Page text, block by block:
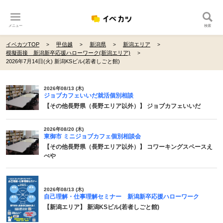
メニュー 検索
イベカツTOP 甲信越 新潟県
新潟エリア
模擬面接 新潟新卒応援ハローワーク(新潟エリア)
2026年7月14日(火) 新潟KSビル(若者しごと館)
2026年08/13 (木)
ジョブカフェいいだ就活個別相談
【その他長野県（長野エリア以外）】 ジョブカフェいいだ
2026年08/20 (木)
東御市 ミニジョブカフェ個別相談会
【その他長野県（長野エリア以外）】 コワーキングスペースえ
べや
2026年08/13 (木)
自己理解・仕事理解セミナー 新潟新卒応援ハローワーク
【新潟エリア】 新潟KSビル(若者しごと館)